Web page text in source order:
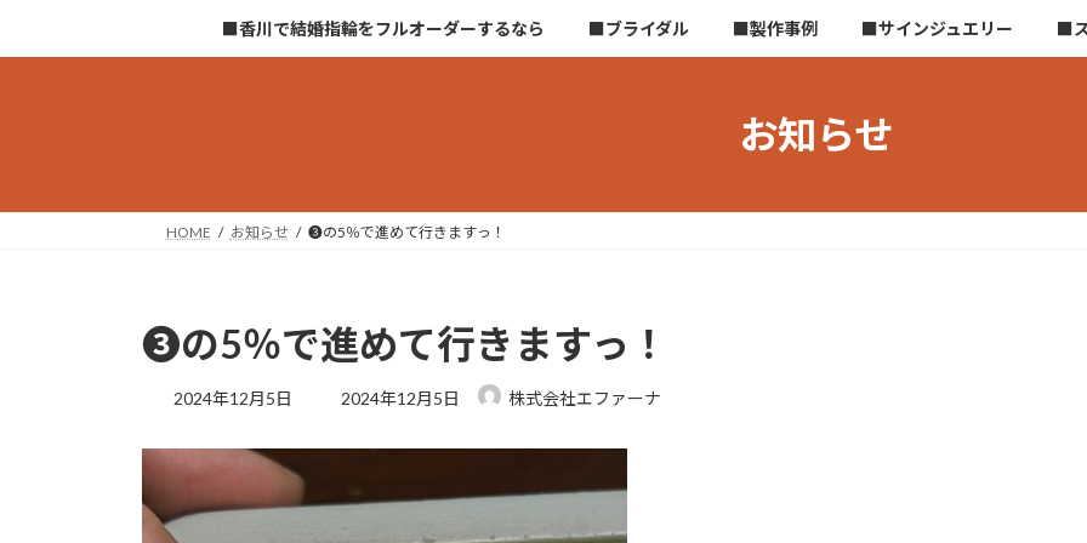
キ
に
■香川で結婚指輪をフルオーダーするなら ■ブライダル ■製作事例 ■サインジュエリー ■
お知らせ
HOME お知らせ ❸の5％で進めて行きますっ！
❸の5％で進めて行きますっ！
2024年12月5日
最
:
2024年12月5日 株式会社エファーナ